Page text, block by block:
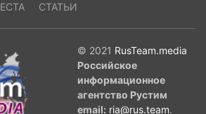
СТАТЬИ
© 2021 RusTeam.media
Российское
информационное
агентство Рустим
email: ria@rus.team.